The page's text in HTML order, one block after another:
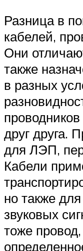
Разница в
кабелей,
Они
также
в разных
друг друга.
для ЛЭП,
Кабели
но также
звуковых
тоже провод,